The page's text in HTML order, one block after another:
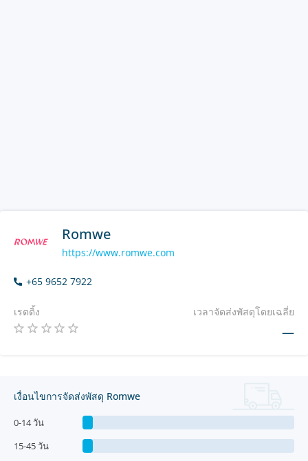
Romwe
https://www.romwe.com
+65 9652 7922
เรตติ้ง เวลาจัดส่งพัสดุโดยเฉลี่ย
—
เงื่อนไขการจัดส่งพัสดุ Romwe
0-14 วัน
15-45 วัน